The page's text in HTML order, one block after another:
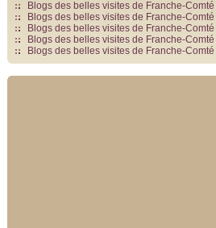
Blogs des belles visites de Franche-Comté
Blogs des belles visites de Franche-Comté
Blogs des belles visites de Franche-Comté
Blogs des belles visites de Franche-Comté
Blogs des belles visites de Franche-Comté